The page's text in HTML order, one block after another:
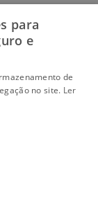
para
e
de
no site. Ler